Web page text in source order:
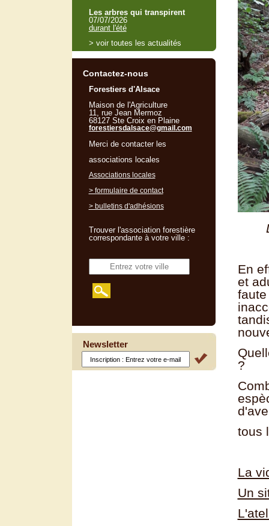
En
et
?
tous
La
Un
Les arbres qui transpirent
07/07/2026
durant l'été
> voir toutes les actualités
Contactez-nous
Forestiers d'Alsace
Maison de l'Agriculture
11, rue Jean Mermoz
68127 Ste Croix en Plaine
forestiersdalsace@gmail.com
Merci de contacter les
associations locales
Associations locales
> formulaire de contact
> bulletins d'adhésions
Trouver l'association forestière
correspondante à votre ville :
Newsletter